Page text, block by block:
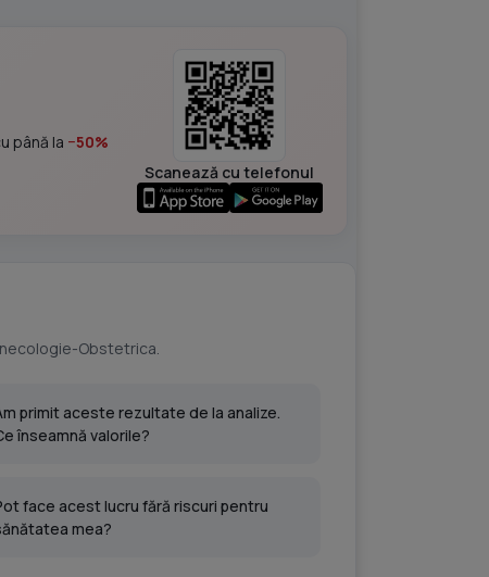
până la −50%
Scanează cu telefonul
Obstetrica.
primit aceste rezultate de la analize.
înseamnă valorile?
face acest lucru fără riscuri pentru
mea?